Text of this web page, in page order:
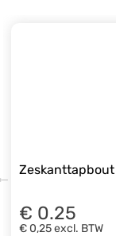
Zeskanttapbout
€ 0.25
€ 0,25excl. BTW